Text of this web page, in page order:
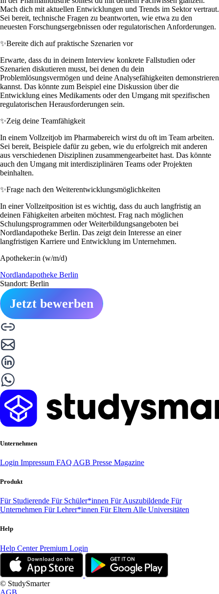
Mach dich mit aktuellen Entwicklungen und Trends im Sektor vertraut.
Sei bereit, technische Fragen zu beantworten, wie etwa zu den
neuesten Forschungsergebnissen oder regulatorischen Anforderungen.
✨Bereite dich auf praktische Szenarien vor
Erwarte, dass du in deinem Interview konkrete Fallstudien oder
Szenarien diskutieren musst, bei denen du dein
Problemlösungsvermögen und deine Analysefähigkeiten demonstrieren
kannst. Das könnte zum Beispiel eine Diskussion über die
Entwicklung eines Medikaments oder den Umgang mit spezifischen
regulatorischen Herausforderungen sein.
✨Zeig deine Teamfähigkeit
In einem Vollzeitjob im Pharmabereich wirst du oft im Team arbeiten.
Sei bereit, Beispiele dafür zu geben, wie du erfolgreich mit anderen
aus verschiedenen Disziplinen zusammengearbeitet hast. Das könnte
auch den Umgang mit interdisziplinären Teams oder Projekten
beinhalten.
✨Frage nach den Weiterentwicklungsmöglichkeiten
In einer Vollzeitposition ist es wichtig, dass du auch langfristig an
deinen Fähigkeiten arbeiten möchtest. Frag nach möglichen
Schulungsprogrammen oder Weiterbildungsangeboten bei
Nordlandapotheke Berlin. Das zeigt dein Interesse an einer
langfristigen Karriere und Entwicklung im Unternehmen.
Apotheker:in (w/m/d)
Nordlandapotheke Berlin
Standort: Berlin
Jetzt bewerben
Unternehmen
Login Impressum FAQ AGB Presse Magazine
Produkt
Für Studierende Für Schüler*innen Für Auszubildende Für
Unternehmen Für Lehrer*innen Für Eltern Alle Universitäten
Help
Help CenterPremium Login
© StudySmarter
AGB